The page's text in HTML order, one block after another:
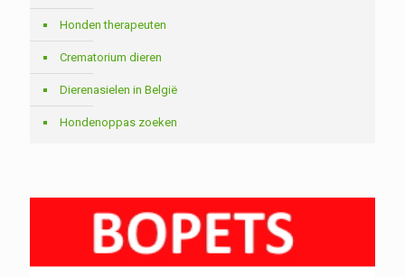
Honden therapeuten
Crematorium dieren
Dierenasielen in België
Hondenoppas zoeken